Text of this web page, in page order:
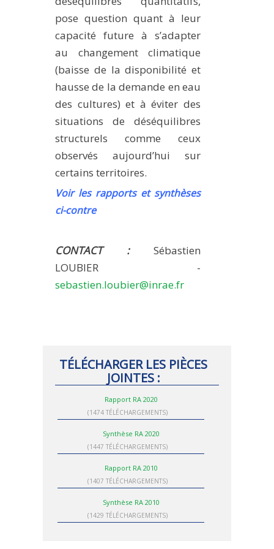
pose question quant à leur
capacité future à s’adapter
au changement climatique
(baisse de la disponibilité et
hausse de la demande en eau
des cultures) et à éviter des
situations de déséquilibres
structurels comme ceux
observés aujourd’hui sur
certains territoires.
Voir les rapports et synthèses
ci-contre
CONTACT : Sébastien
LOUBIER -
sebastien.loubier@inrae.fr
TÉLÉCHARGER LES PIÈCES
JOINTES :
Rapport RA 2020
(1474 TÉLÉCHARGEMENTS)
Synthèse RA 2020
(1447 TÉLÉCHARGEMENTS)
Rapport RA 2010
(1407 TÉLÉCHARGEMENTS)
Synthèse RA 2010
(1429 TÉLÉCHARGEMENTS)